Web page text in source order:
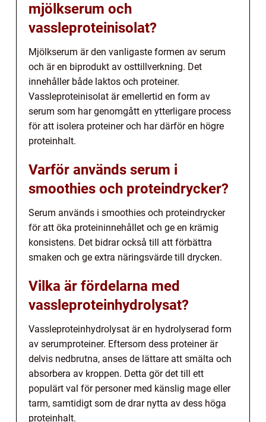
mjölkserum och
vassleproteinisolat?
Mjölkserum är den vanligaste formen av serum
och är en biprodukt av osttillverkning. Det
innehåller både laktos och proteiner.
Vassleproteinisolat är emellertid en form av
serum som har genomgått en ytterligare process
för att isolera proteiner och har därför en högre
proteinhalt.
Varför används serum i
smoothies och proteindrycker?
Serum används i smoothies och proteindrycker
för att öka proteininnehållet och ge en krämig
konsistens. Det bidrar också till att förbättra
smaken och ge extra näringsvärde till drycken.
Vilka är fördelarna med
vassleproteinhydrolysat?
Vassleproteinhydrolysat är en hydrolyserad form
av serumproteiner. Eftersom dess proteiner är
delvis nedbrutna, anses de lättare att smälta och
absorbera av kroppen. Detta gör det till ett
populärt val för personer med känslig mage eller
tarm, samtidigt som de drar nytta av dess höga
proteinhalt.